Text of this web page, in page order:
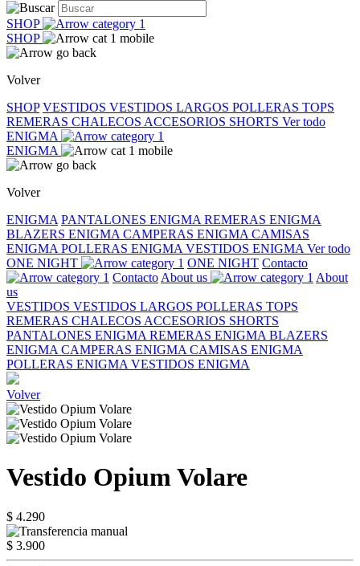
SHOP
SHOP
Volver
SHOP VESTIDOS VESTIDOS LARGOS POLLERAS TOPS
REMERAS CHALECOS ACCESORIOS SHORTS Ver todo
ENIGMA
ENIGMA
Volver
ENIGMA PANTALONES ENIGMA REMERAS ENIGMA
BLAZERS ENIGMA CAMPERAS ENIGMA CAMISAS
ENIGMA POLLERAS ENIGMA VESTIDOS ENIGMA Ver todo
ONE NIGHT
ONE NIGHT Contacto
Contacto About us
About
us
VESTIDOS VESTIDOS LARGOS POLLERAS TOPS
REMERAS CHALECOS ACCESORIOS SHORTS
PANTALONES ENIGMA REMERAS ENIGMA BLAZERS
ENIGMA CAMPERAS ENIGMA CAMISAS ENIGMA
POLLERAS ENIGMA VESTIDOS ENIGMA
Volver
Vestido Opium Volare
$ 4.290
$ 3.900